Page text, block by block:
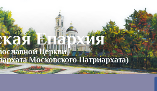
Епархия
Церкви
Московского Патриархата)